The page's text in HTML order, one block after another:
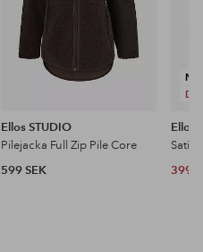
Ellos STUDIO
Pilejacka Full Zip Pile Core
599 SEK
Ellos
399